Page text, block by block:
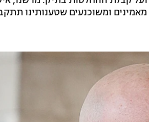
ומשוכנעים שטענותינו